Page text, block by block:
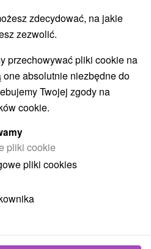
zdecydować, na jakie
zezwolić.
przechowywać pliki cookie na
absolutnie niezbędne do
Twojej zgody na
cookie.
pliki cookie
pliki cookies